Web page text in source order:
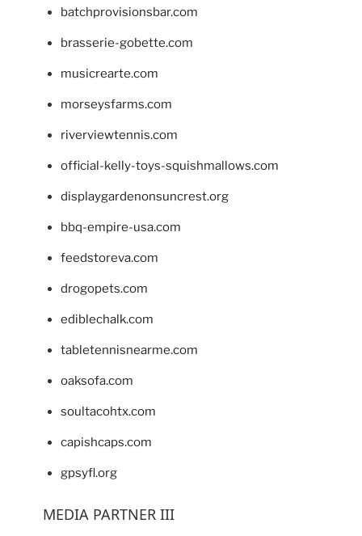
batchprovisionsbar.com
brasserie-gobette.com
musicrearte.com
morseysfarms.com
riverviewtennis.com
official-kelly-toys-squishmallows.com
displaygardenonsuncrest.org
bbq-empire-usa.com
feedstoreva.com
drogopets.com
ediblechalk.com
tabletennisnearme.com
oaksofa.com
soultacohtx.com
capishcaps.com
gpsyfl.org
MEDIA PARTNER III